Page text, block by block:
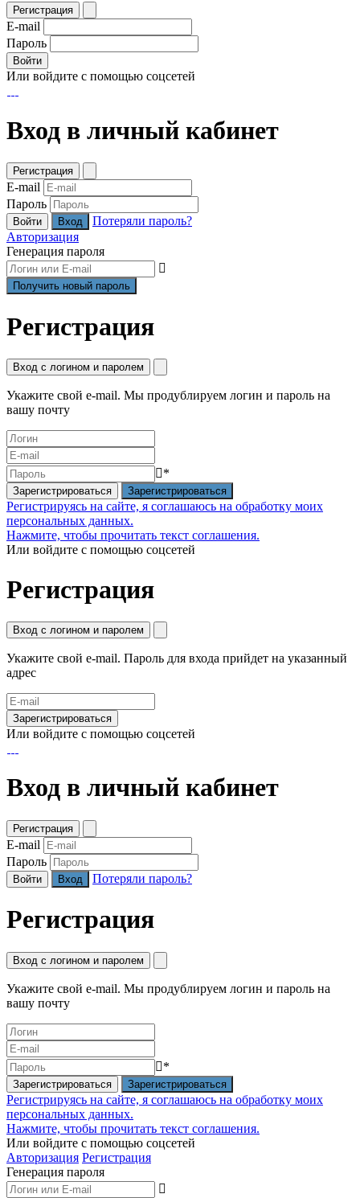
Регистрация
E-mail
Пароль
Войти
Или войдите с помощью соцсетей
Вход в личный кабинет
Регистрация
E-mail
Пароль
Войти
Потеряли пароль?
Авторизация
Генерация пароля
Регистрация
Вход с логином и паролем
Укажите свой e-mail. Мы продублируем логин и пароль на
вашу почту
*
Зарегистрироваться
Регистрируясь на сайте, я соглашаюсь на обработку моих
персональных данных.
Нажмите, чтобы прочитать текст соглашения.
Или войдите с помощью соцсетей
Регистрация
Вход с логином и паролем
Укажите свой e-mail. Пароль для входа прийдет на указанный
адрес
Зарегистрироваться
Или войдите с помощью соцсетей
Вход в личный кабинет
Регистрация
E-mail
Пароль
Войти Потеряли пароль?
Регистрация
Вход с логином и паролем
Укажите свой e-mail. Мы продублируем логин и пароль на
вашу почту
*
Зарегистрироваться
Регистрируясь на сайте, я соглашаюсь на обработку моих
персональных данных.
Нажмите, чтобы прочитать текст соглашения.
Или войдите с помощью соцсетей
Авторизация Регистрация
Генерация пароля